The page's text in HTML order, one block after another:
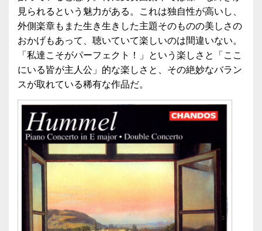
見られるという魅力がある。これは独自性が高いし、
外側楽章もまた生き生きした主題そのものの美しさの
おかげもあって、聴いていて楽しいのは間違いない。
「私達こそがパーフェクト！」という楽しさと「ここ
にいる皆が主人公」的な楽しさと、その絶妙なバラン
スが取れている稀有な作品だ。